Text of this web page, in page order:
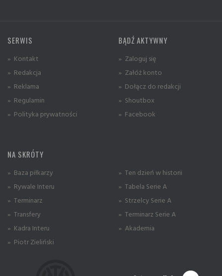
SERWIS
» Kontakt
» Redakcja
» Reklama
» Regulamin
» Polityka prywatności
BĄDŹ AKTYWNY
» Zaloguj się
» Załóż konto
» Dołącz do redakcji
» Shoutbox
» Facebook
NA SKRÓTY
» Baza piłkarzy
» Rywale Interu
» Terminarz
» Transfery
» Kadra Interu
» Piotr Zieliński
» Ten dzień w historii
» Tabela Serie A
» Strzelcy Serie A
» Terminarz Serie A
» Akademia